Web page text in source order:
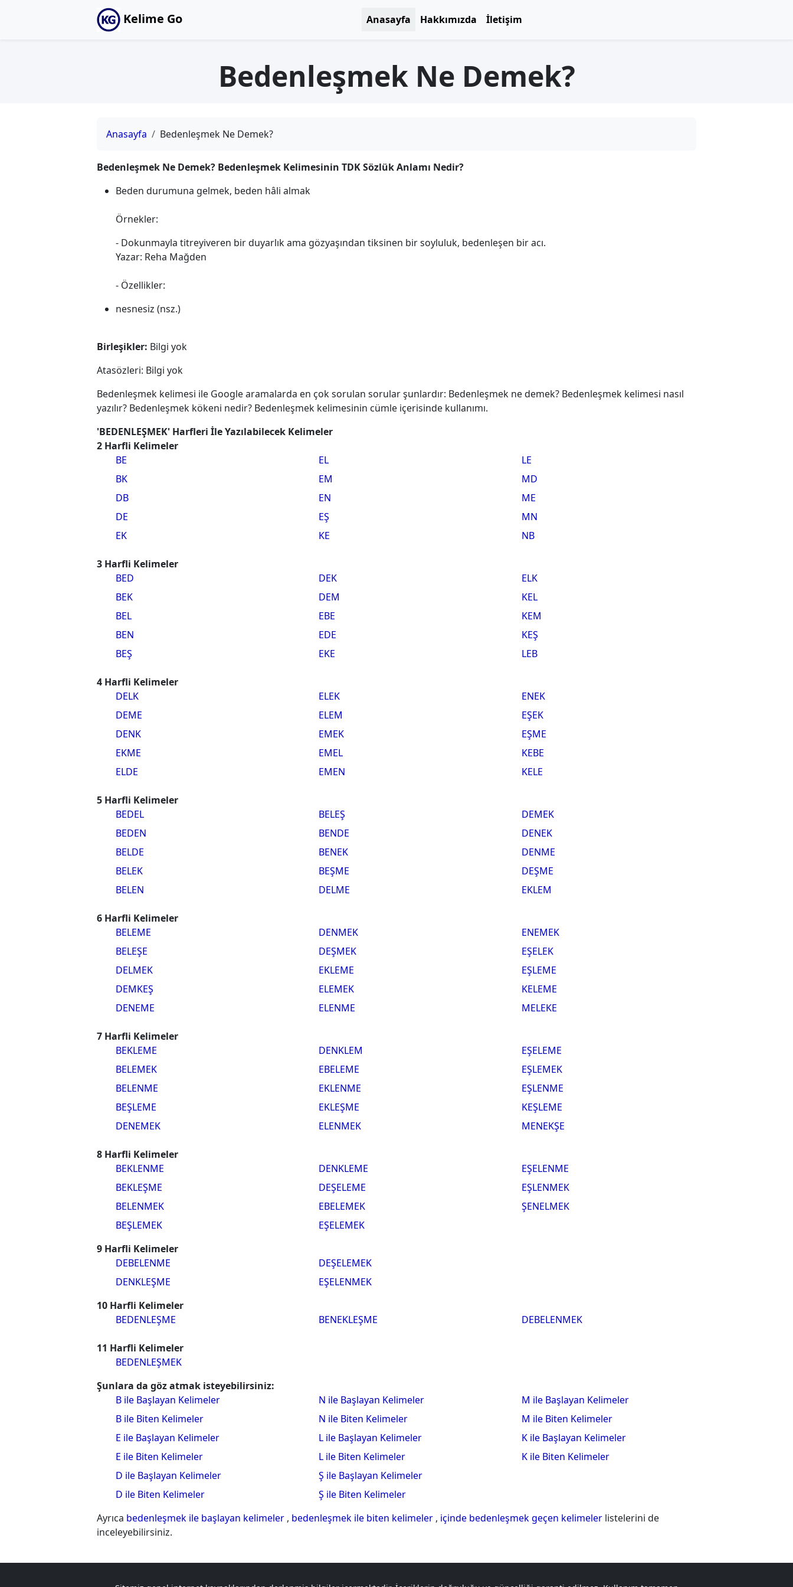
Kelime Go Anasayfa Hakkımızda İletişim
Bedenleşmek Ne Demek?
Anasayfa Bedenleşmek Ne Demek?
Bedenleşmek Ne Demek? Bedenleşmek Kelimesinin TDK Sözlük Anlamı Nedir?
Beden durumuna gelmek, beden hâli almak
Örnekler:
- Dokunmayla titreyiveren bir duyarlık ama gözyaşından tiksinen bir soyluluk, bedenleşen bir acı.
Yazar: Reha Mağden
- Özellikler:
nesnesiz (nsz.)
Birleşikler: Bilgi yok
Atasözleri: Bilgi yok
Bedenleşmek kelimesi ile Google aramalarda en çok sorulan sorular şunlardır: Bedenleşmek ne demek? Bedenleşmek kelimesi nasıl
yazılır? Bedenleşmek kökeni nedir? Bedenleşmek kelimesinin cümle içerisinde kullanımı.
'BEDENLEŞMEK' Harfleri İle Yazılabilecek Kelimeler
2 Harfli Kelimeler
BE
BK
DB
DE
EK
EL
EM
EN
EŞ
KE
LE
MD
ME
MN
NB
3 Harfli Kelimeler
BED
BEK
BEL
BEN
BEŞ
DEK
DEM
EBE
EDE
EKE
ELK
KEL
KEM
KEŞ
LEB
4 Harfli Kelimeler
DELK
DEME
DENK
EKME
ELDE
ELEK
ELEM
EMEK
EMEL
EMEN
ENEK
EŞEK
EŞME
KEBE
KELE
5 Harfli Kelimeler
BEDEL
BEDEN
BELDE
BELEK
BELEN
BELEŞ
BENDE
BENEK
BEŞME
DELME
DEMEK
DENEK
DENME
DEŞME
EKLEM
6 Harfli Kelimeler
BELEME
BELEŞE
DELMEK
DEMKEŞ
DENEME
DENMEK
DEŞMEK
EKLEME
ELEMEK
ELENME
ENEMEK
EŞELEK
EŞLEME
KELEME
MELEKE
7 Harfli Kelimeler
BEKLEME
BELEMEK
BELENME
BEŞLEME
DENEMEK
DENKLEM
EBELEME
EKLENME
EKLEŞME
ELENMEK
EŞELEME
EŞLEMEK
EŞLENME
KEŞLEME
MENEKŞE
8 Harfli Kelimeler
BEKLENME
BEKLEŞME
BELENMEK
BEŞLEMEK
DENKLEME
DEŞELEME
EBELEMEK
EŞELEMEK
EŞELENME
EŞLENMEK
ŞENELMEK
9 Harfli Kelimeler
DEBELENME
DENKLEŞME
DEŞELEMEK
EŞELENMEK
10 Harfli Kelimeler
BEDENLEŞME
BENEKLEŞME DEBELENMEK
11 Harfli Kelimeler
BEDENLEŞMEK
Şunlara da göz atmak isteyebilirsiniz:
B ile Başlayan Kelimeler
B ile Biten Kelimeler
E ile Başlayan Kelimeler
E ile Biten Kelimeler
D ile Başlayan Kelimeler
D ile Biten Kelimeler
N ile Başlayan Kelimeler
N ile Biten Kelimeler
L ile Başlayan Kelimeler
L ile Biten Kelimeler
Ş ile Başlayan Kelimeler
Ş ile Biten Kelimeler
M ile Başlayan Kelimeler
M ile Biten Kelimeler
K ile Başlayan Kelimeler
K ile Biten Kelimeler
Ayrıca bedenleşmek ile başlayan kelimeler , bedenleşmek ile biten kelimeler , içinde bedenleşmek geçen kelimeler listelerini de
inceleyebilirsiniz.